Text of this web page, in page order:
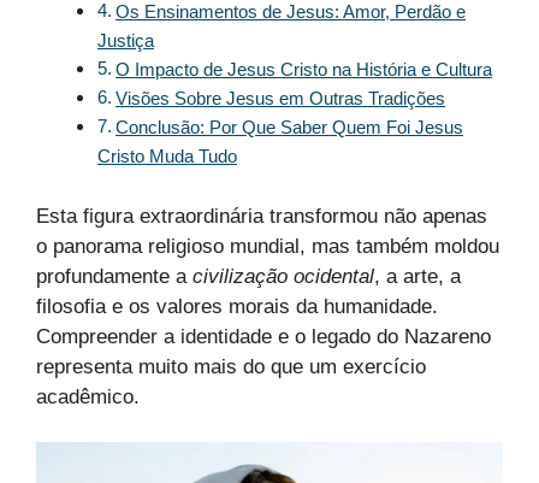
Os Ensinamentos de Jesus: Amor, Perdão e
Justiça
O Impacto de Jesus Cristo na História e Cultura
Visões Sobre Jesus em Outras Tradições
Conclusão: Por Que Saber Quem Foi Jesus
Cristo Muda Tudo
Esta figura extraordinária transformou não apenas
o panorama religioso mundial, mas também moldou
profundamente a civilização ocidental, a arte, a
filosofia e os valores morais da humanidade.
Compreender a identidade e o legado do Nazareno
representa muito mais do que um exercício
acadêmico.